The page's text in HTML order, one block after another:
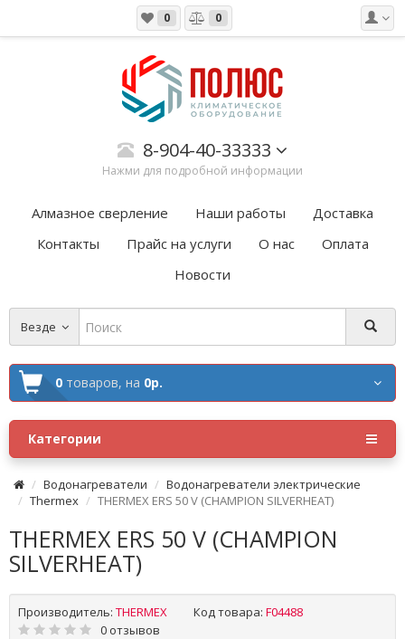
0 0
8-904-40-33333
Нажми для подробной информации
Алмазное сверление Наши работы
Доставка
Контакты
Прайс на услуги О нас
Оплата
Новости
Везде
0 товаров, на 0р.
Категории
Водонагреватели
Водонагреватели электрические
Thermex
THERMEX ERS 50 V (CHAMPION SILVERHEAT)
THERMEX ERS 50 V (CHAMPION
SILVERHEAT)
Производитель: THERMEX Код товара: F04488
0 отзывов